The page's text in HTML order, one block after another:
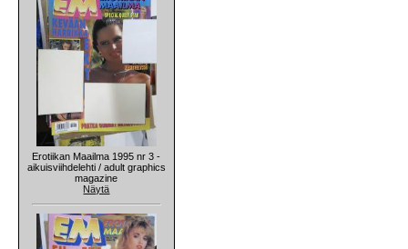
Erotiikan Maailma 1995 nr 3 -
aikuisviihdelehti / adult graphics
magazine
Näytä